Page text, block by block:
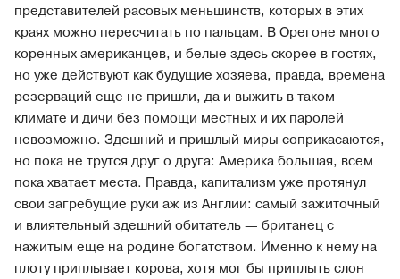
представителей расовых меньшинств, которых в этих
краях можно пересчитать по пальцам. В Орегоне много
коренных американцев, и белые здесь скорее в гостях,
но уже действуют как будущие хозяева, правда, времена
резерваций еще не пришли, да и выжить в таком
климате и дичи без помощи местных и их паролей
невозможно. Здешний и пришлый миры соприкасаются,
но пока не трутся друг о друга: Америка большая, всем
пока хватает места. Правда, капитализм уже протянул
свои загребущие руки аж из Англии: самый зажиточный
и влиятельный здешний обитатель — британец с
нажитым еще на родине богатством. Именно к нему на
плоту приплывает корова, хотя мог бы приплыть слон